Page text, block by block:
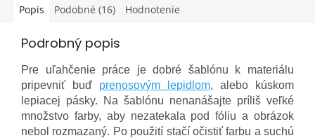
Popis Podobné (16) Hodnotenie
Podrobný popis
Pre uľahčenie práce je dobré šablónu k materiálu
pripevniť buď prenosovým lepidlom, alebo kúskom
lepiacej pásky. Na šablónu nenanášajte príliš veľké
množstvo farby, aby nezatekala pod fóliu a obrázok
nebol rozmazaný. Po použití stačí očistiť farbu a suchú